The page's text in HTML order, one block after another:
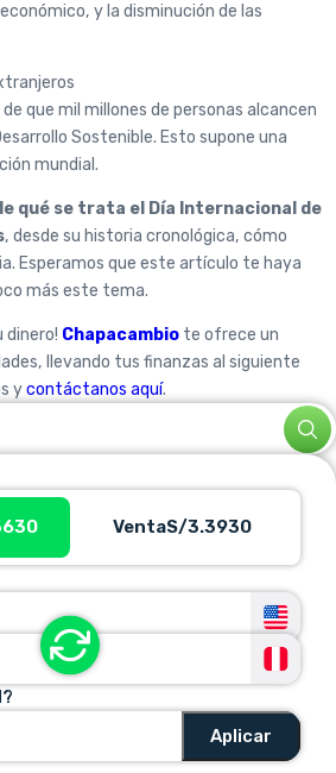
y la disminución de las
que mil millones de personas alcancen
Sostenible. Esto supone una
mundial.
qué se trata el Día Internacional de
, desde su historia cronológica, cómo
Esperamos que este artículo te haya
más este tema.
dinero! Chapacambio te ofrece un
llevando tus finanzas al siguiente
ycontáctanos aquí.
VentaS/3.3930
Aplicar